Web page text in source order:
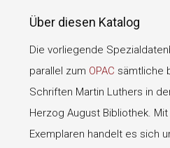
Über diesen Katalog
Die vorliegende
parallel zum OPAC sämtliche
Schriften Martin Luthers in
Herzog August Bibliothek.
Exemplaren handelt es sich